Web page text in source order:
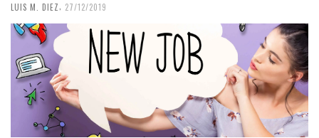
LUIS M. DIEZ 27/12/2019